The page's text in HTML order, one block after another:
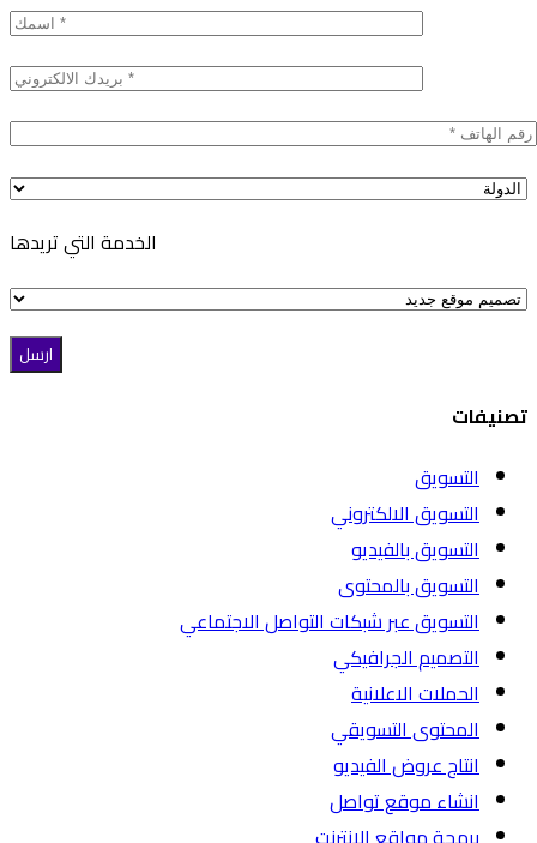
الخدمة التي تريدها
تصنيفات
التسويق
التسويق الالكتروني
التسويق بالفيديو
التسويق بالمحتوى
التسويق عبر شبكات التواصل الاجتماعي
التصميم الجرافيكي
الحملات الاعلانية
المحتوى التسويقي
انتاج عروض الفيديو
انشاء موقع تواصل